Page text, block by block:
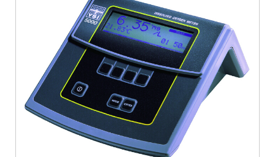
应6. 直拨式盐度输入，补偿范...